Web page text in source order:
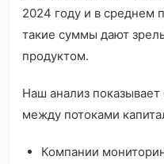
2024 году и в среднем
такие суммы дают
продуктом.
Наш анализ
между потоками
Компании